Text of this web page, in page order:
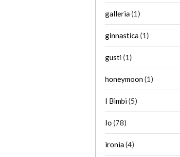
galleria(1)
ginnastica(1)
gusti(1)
honeymoon(1)
I Bimbi(5)
Io (78)
ironia(4)